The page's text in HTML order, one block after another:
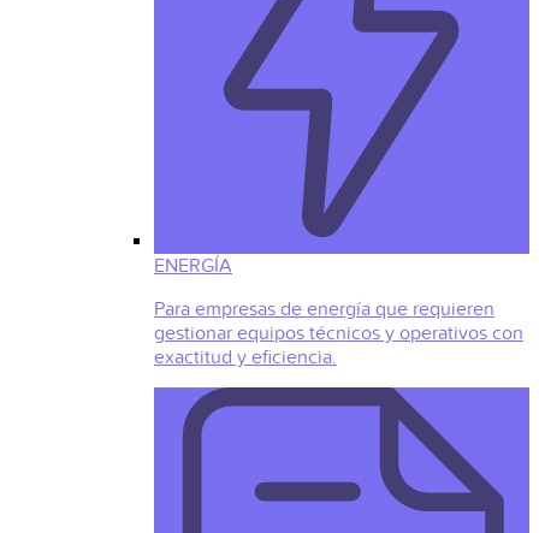
ENERGÍA
Para empresas de energía que requieren
gestionar equipos técnicos y operativos con
exactitud y eficiencia.